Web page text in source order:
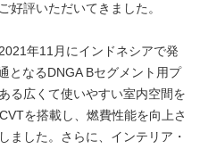
好評いただいてきました。
年11月にインドネシアで発
となるDNGA Bセグメント用プ
る広くて使いやすい室内空間を
を搭載し、燃費性能を向上さ
ました。さらに、インテリア・